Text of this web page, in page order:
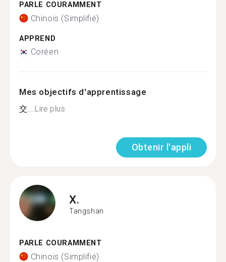
PARLE COURAMMENT
Chinois (Simplifié)
APPREND
Coréen
Mes objectifs d'apprentissage
交...Lire plus
Obtenir l'appli
X.
Tangshan
PARLE COURAMMENT
Chinois (Simplifié)